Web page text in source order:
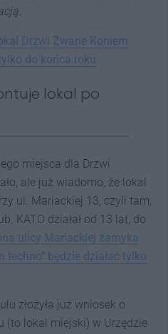
Drzwi Zwane Koniem
do końca roku
lokal po
miejsca dla Drzwi
ale już wiadomo, że lokal
ul. Mariackiej 13, czyli tam,
KATO działał od 13 lat, do
ulicy Mariackiej zamyka
techno" będzie działać tylko
złożyła już wniosek o
(to lokal miejski) w Urzędzie